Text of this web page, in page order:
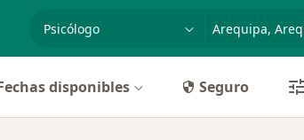
especialidad, enfermedad o nombre
disponibles Seguro